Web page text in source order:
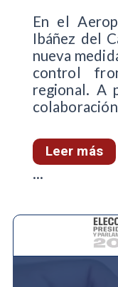
En el
Ibáñez del
nueva
control
regional. A
Leer más
...